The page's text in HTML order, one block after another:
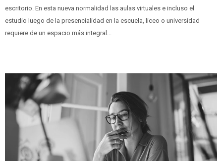
escritorio. En esta nueva normalidad las aulas virtuales e incluso el
estudio luego de la presencialidad en la escuela, liceo o universidad
requiere de un espacio más integral...